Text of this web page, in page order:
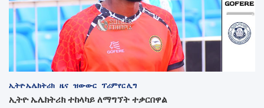
ኢትዮ ኤሌክትሪክ ዜና ዝውውር ፕሪምየር ሊግ
ኢትዮ ኤሌክትሪክ ተከላካይ ለማግኘት ተቃርበዋል